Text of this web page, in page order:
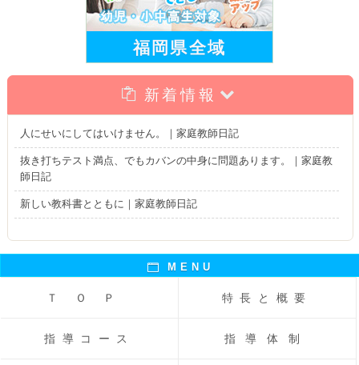
福岡県全域
新着情報
人にせいにしてはいけません。｜家庭教師日記
抜き打ちテスト満点、でもカバンの中身に問題あります。｜家庭教
師日記
新しい教科書とともに｜家庭教師日記
MENU
ＴＯＰ 特長と概要
指導コース 指導体制